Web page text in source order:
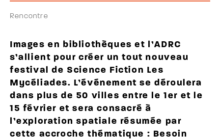
Rencontre
Images en bibliothèques et l’ADRC
s’allient pour créer un tout nouveau
festival de Science Fiction Les
Mycéliades. L’événement se déroulera
dans plus de 50 villes entre le 1er et le
15 février et sera consacré à
l’exploration spatiale résumée par
cette accroche thématique : Besoin